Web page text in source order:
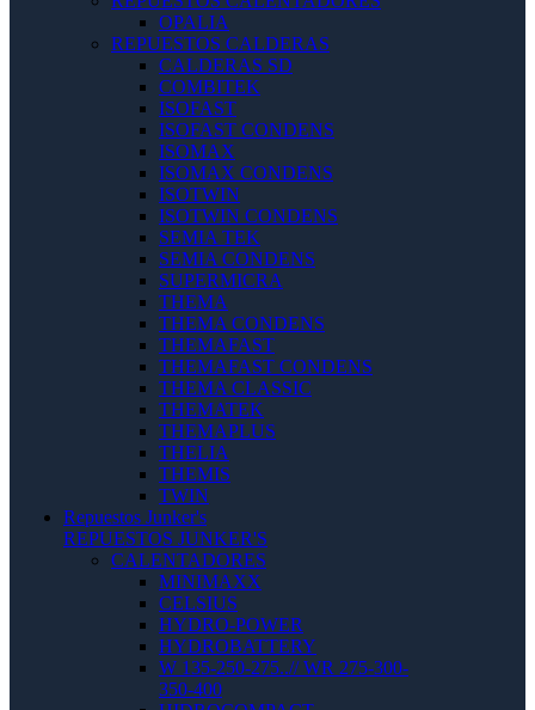
OPALIA
REPUESTOS CALDERAS
CALDERAS SD
COMBITEK
ISOFAST
ISOFAST CONDENS
ISOMAX
ISOMAX CONDENS
ISOTWIN
ISOTWIN CONDENS
SEMIA TEK
SEMIA CONDENS
SUPERMICRA
THEMA
THEMA CONDENS
THEMAFAST
THEMAFAST CONDENS
THEMA CLASSIC
THEMATEK
THEMAPLUS
THELIA
THEMIS
TWIN
Repuestos Junker's
REPUESTOS JUNKER'S
CALENTADORES
MINIMAXX
CELSIUS
HYDRO-POWER
HYDROBATTERY
W 135-250-275..// WR 275-300-
350-400